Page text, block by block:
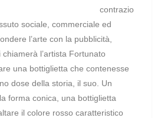
contrazio
sociale, commerciale ed
l’arte con la pubblicità,
l’artista Fortunato
una bottiglietta che contenesse
dose della storia, il suo. Un
forma conica, una bottiglietta
il colore rosso caratteristico